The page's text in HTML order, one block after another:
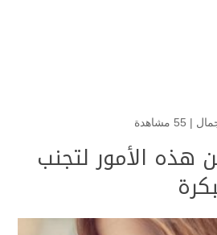
| 55 مشاهدة
هذه الأمور لتجنب